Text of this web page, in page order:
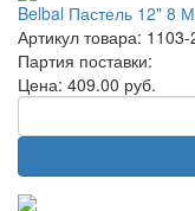
Belbal Пастель 12" 8
Артикул товара:
Партия поставки:
Цена: 409.00 руб.